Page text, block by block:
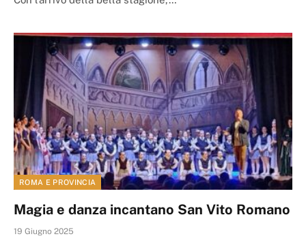
ROMA E PROVINCIA
Magia e danza incantano San Vito Romano
19 Giugno 2025